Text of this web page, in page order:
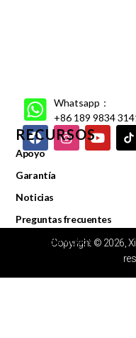
Whatsapp：
+86 189 9834
RECURSOS
Apoyo
Garantía
Noticias
Preguntas frecuentes
Centro de videos
Copyright © 2026,